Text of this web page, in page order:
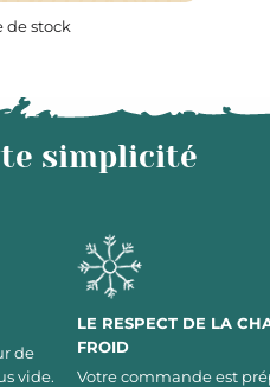
de stock
simplicité
de
vide.
LE RESPECT DE LA
FROID
Votre commande est